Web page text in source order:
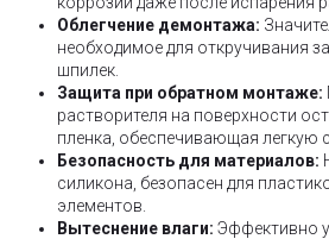
Облегчение демонтажа:
необходимое для откручивания
шпилек.
Защита при обратном монтаже:
растворителя на поверхности
пленка, обеспечивающая легкую
Безопасность для материалов:
силикона, безопасен для
элементов.
Вытеснение влаги: Эффективно